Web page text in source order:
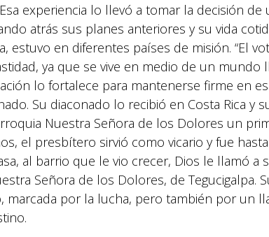
experiencia lo llevó a tomar la decisión de
atrás sus planes anteriores y su vida
estuvo en diferentes países de misión. “El
ya que se vive en medio de un mundo
lo fortalece para mantenerse firme en
Su diaconado lo recibió en Costa Rica y
Nuestra Señora de los Dolores un
el presbítero sirvió como vicario y fue
al barrio que le vio crecer, Dios le llamó a
Señora de los Dolores, de Tegucigalpa.
marcada por la lucha, pero también por un
Suyapa Medios, es una multiplataforma
comunicación católica en
promovida por la Fundación para la
y la Comunicación Social.
Política y privacidad